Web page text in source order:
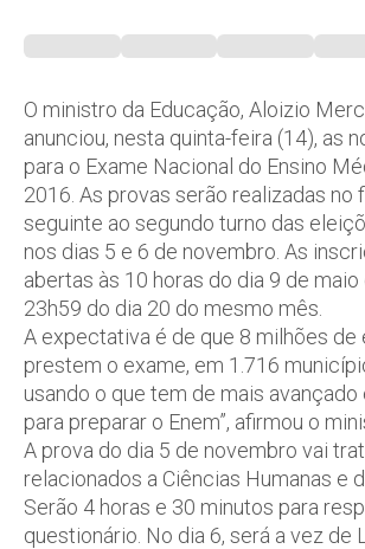
O ministro da Educação, Aloizio
anunciou, nesta quinta-feira (14), as
para o Exame Nacional do Ensino
2016. As provas serão realizadas no
seguinte ao segundo turno das
nos dias 5 e 6 de novembro. As
abertas às 10 horas do dia 9 de
23h59 do dia 20 do mesmo mês.
A expectativa é de que 8 milhões de
prestem o exame, em 1.716
usando o que tem de mais
para preparar o Enem”, afirmou o
A prova do dia 5 de novembro vai
relacionados a Ciências Humanas e
Serão 4 horas e 30 minutos para
questionário. No dia 6, será a vez de